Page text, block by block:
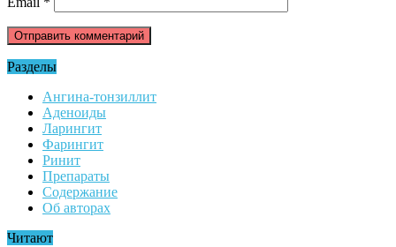
Разделы
Ангина-тонзиллит
Аденоиды
Ларингит
Фарингит
Ринит
Препараты
Содержание
Об авторах
Читают